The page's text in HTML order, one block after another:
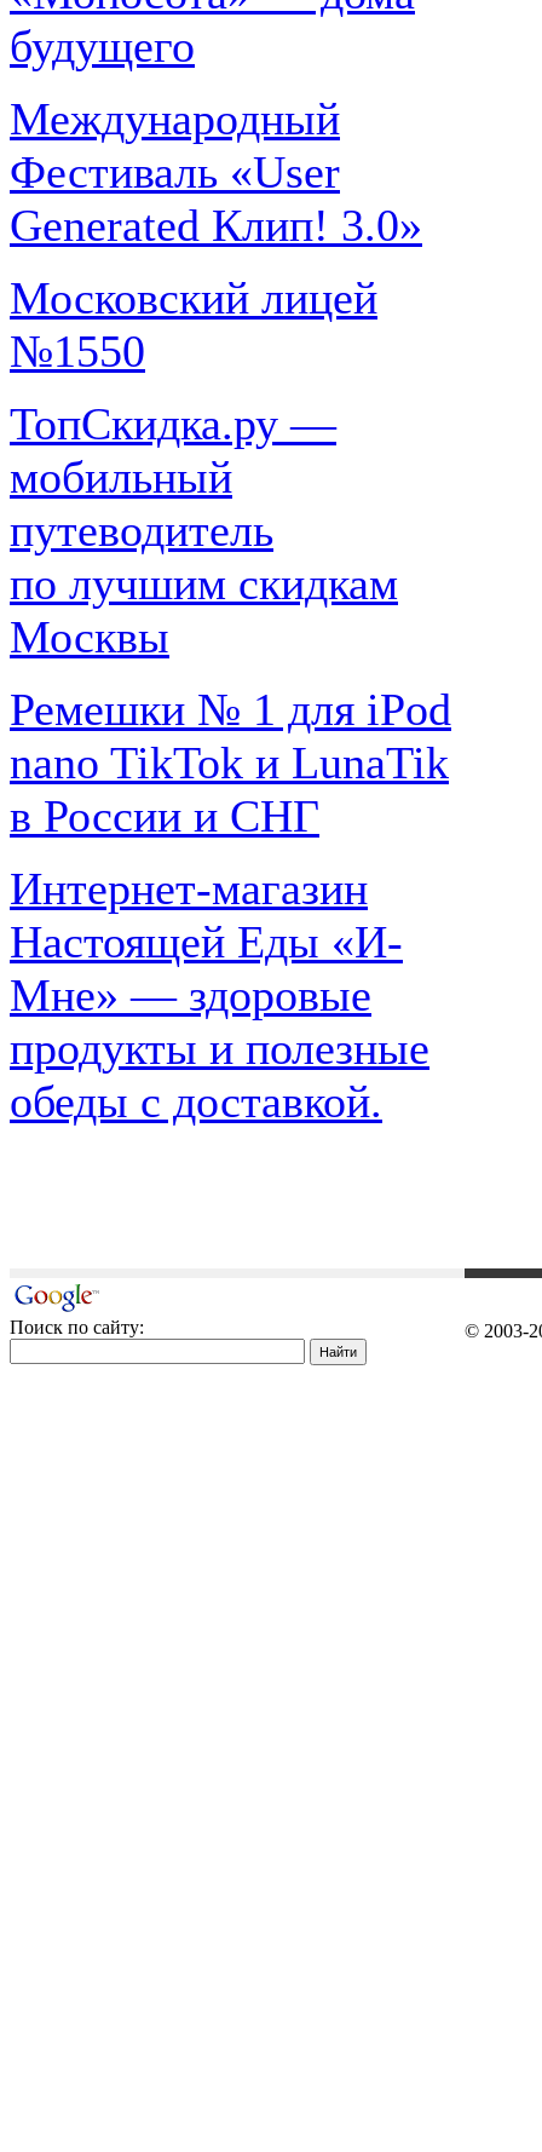
будущего
Международный
Фестиваль «User
Generated Клип! 3.0»
Московский лицей
№1550
ТопСкидка.ру —
мобильный
путеводитель
по лучшим скидкам
Москвы
Ремешки № 1 для iPod
nano TikTok и LunaTik
в России и СНГ
Интернет-магазин
Настоящей Еды «И-
Мне» — здоровые
продукты и полезные
обеды с доставкой.
Поиск по сайту: © 2003-